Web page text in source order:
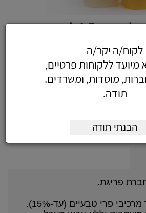
1.5 ליטר
הזמן עכשיו
פריגת.
פרי טבעיים (עד-15%).
לקוח/ה יקר/ה
מיועד ללקוחות פרטיים,
מוסדות, ומשרדים.
תודה.
הבנתי תודה